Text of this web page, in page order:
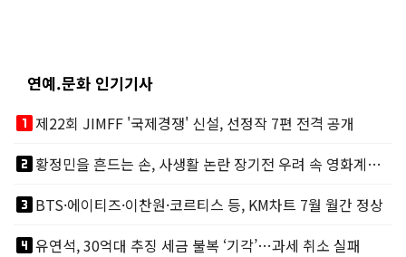
연예.문화 인기기사
looks_one제22회 JIMFF '국제경쟁' 신설, 선정작 7편 전격 공개
looks_two
황정민을 흔드는 손, 사생활 논란 장기전 우려 속 영화계도 리스크
looks_3BTS·에이티즈·이찬원·코르티스 등, KM차트 7월 월간 정상
looks_4유연석, 30억대 추징 세금 불복 ‘기각’…과세 취소 실패